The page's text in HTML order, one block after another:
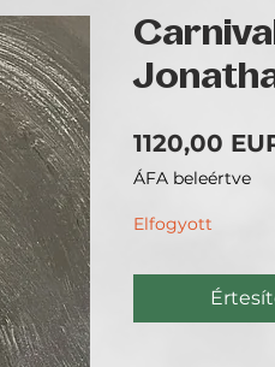
1120,00
ÁFA beleértve
Elfogyott